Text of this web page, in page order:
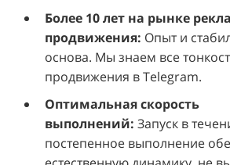
Более 10 лет на рынке
продвижения: Опыт и
основа. Мы знаем все
продвижения в Telegram.
Оптимальная скорость
выполнений: Запуск в
постепенное выполнение